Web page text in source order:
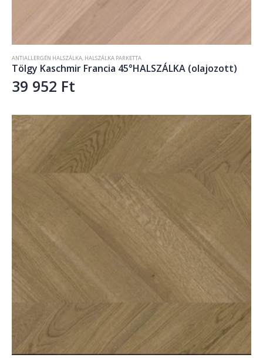
ANTIALLERGÉN HALSZÁLKA, HALSZÁLKA PARKETTA
Tölgy Kaschmir Francia 45°HALSZÁLKA (olajozott)
39 952 Ft